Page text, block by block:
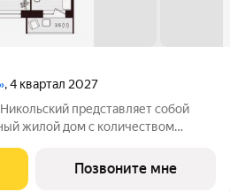
, 4 квартал 2027
представляет собой
жилой дом с количеством
квартир - от 1-комнатных
Позвоните мне